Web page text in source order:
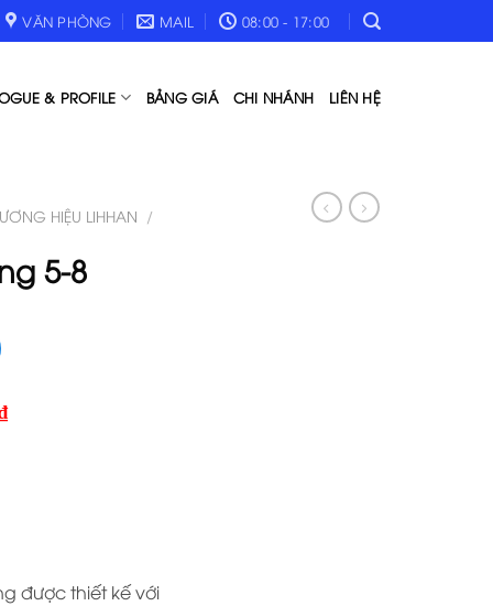
VĂN PHÒNG MAIL 08:00 - 17:00
& PROFILE BẢNG GIÁ CHI NHÁNH LIÊN HỆ
HIỆU LIHHAN /
5-8
được thiết kế với